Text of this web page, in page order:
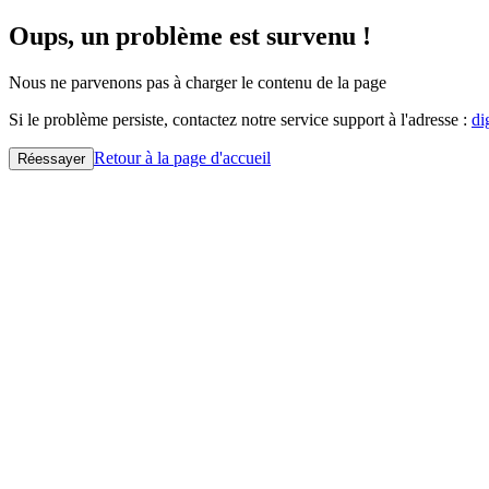
Oups, un problème est survenu !
Nous ne parvenons pas à charger le contenu de la page
Si le problème persiste, contactez notre service support à l'adresse :
Réessayer Retour à la page d'accueil